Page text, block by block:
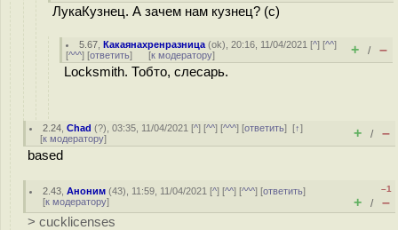
ЛукаКузнец. А зачем нам кузнец? (с)
5.67 ,Какаянахренразница (ok), 20:16, 11/04/2021 [^] [^^]
[^^^] [ответить] [к модератору] + / –
Locksmith. Тобто, слесарь.
2.24 ,Chad (?), 03:35, 11/04/2021 [^] [^^] [^^^] [ответить][↑]
[к модератору] + / –
based
2.43 ,Аноним (43), 11:59, 11/04/2021 [^] [^^] [^^^] [ответить]
[к модератору]
–1
+ / –
> cucklicenses